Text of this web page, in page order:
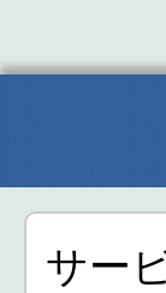
サー